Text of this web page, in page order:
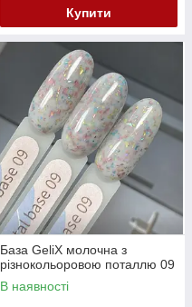
Купити
База GeliX молочна з
різнокольоровою поталлю 09
В наявності